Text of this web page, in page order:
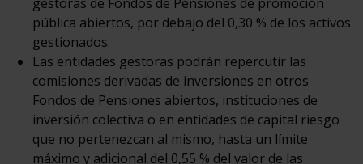
pública abiertos, por debajo del 0,30 % de los activos
gestionados.
Las entidades gestoras podrán repercutir las
comisiones derivadas de inversiones en otros
Fondos de Pensiones abiertos, instituciones de
inversión colectiva o en entidades de capital riesgo
que no pertenezcan al mismo, hasta un límite
máximo y adicional del 0,55 % del valor de las